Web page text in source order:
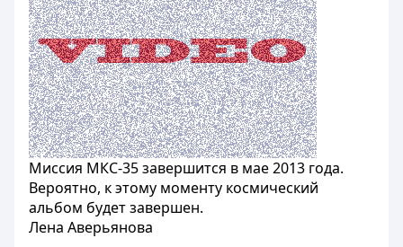
Миссия МКС-35 завершится в мае 2013 года.
Вероятно, к этому моменту космический
альбом будет завершен.
Лена Аверьянова